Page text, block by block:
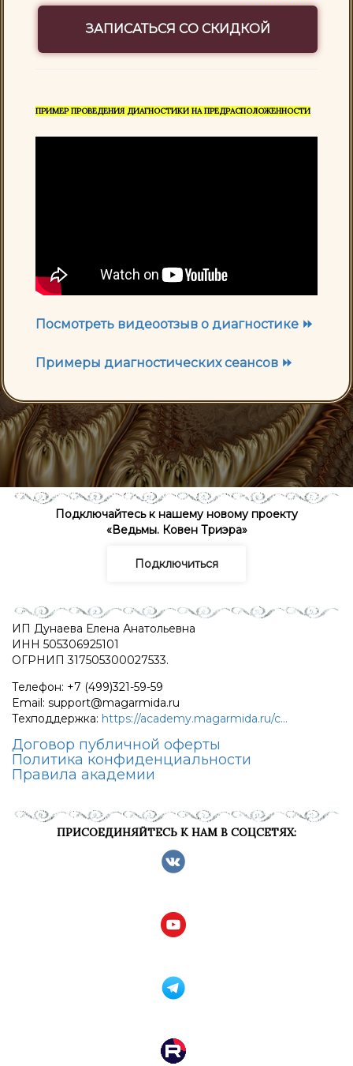
ЗАПИСАТЬСЯ СО СКИДКОЙ
ПРИМЕР ПРОВЕДЕНИЯ ДИАГНОСТИКИ НА ПРЕДРАСПОЛОЖЕННОСТИ
Посмотреть видеоотзыв о диагностике ⏩
Примеры диагностических сеансов ⏩
Подключайтесь к нашему новому проекту
«Ведьмы. Ковен Триэра»
Подключиться
ИП Дунаева Елена Анатольевна
ИНН 505306925101
ОГРНИП 317505300027533.
Телефон: +7 (499)321-59-59
Email: support@magarmida.ru
Техподдержка: https://academy.magarmida.ru/c...
Договор публичной оферты
Политика конфиденциальности
Правила академии
ПРИСОЕДИНЯЙТЕСЬ К НАМ В СОЦСЕТЯХ: